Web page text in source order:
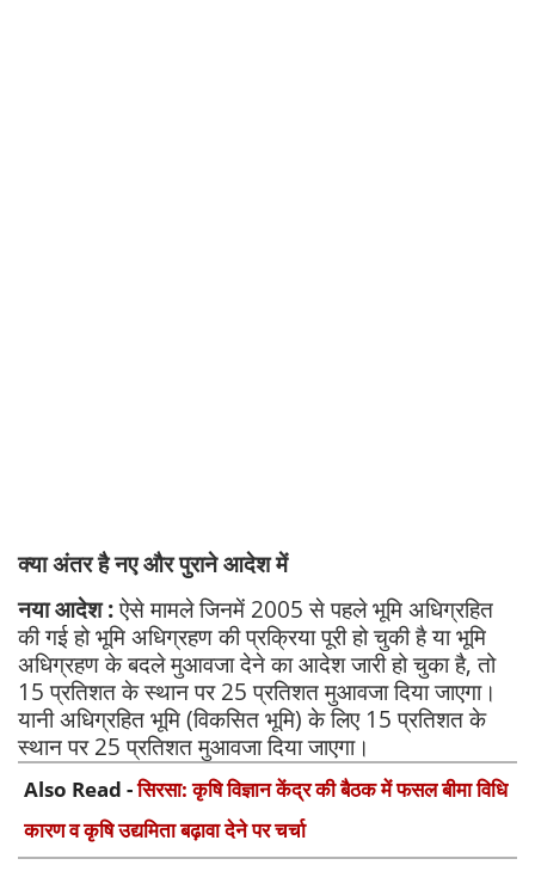
क्या अंतर है नए और पुराने आदेश में
नया आदेश :ऐसे मामले जिनमें 2005 से पहले भूमि अधिग्रहित
की गई हो भूमि अधिग्रहण की प्रक्रिया पूरी हो चुकी है या भूमि
अधिग्रहण के बदले मुआवजा देने का आदेश जारी हो चुका है, तो
15 प्रतिशत के स्थान पर 25 प्रतिशत मुआवजा दिया जाएगा।
यानी अधिग्रहित भूमि (विकसित भूमि) के लिए 15 प्रतिशत के
स्थान पर 25 प्रतिशत मुआवजा दिया जाएगा।
Also Read -सिरसा: कृषि विज्ञान केंद्र की बैठक में फसल बीमा विधि
कारण व कृषि उद्यमिता बढ़ावा देने पर चर्चा